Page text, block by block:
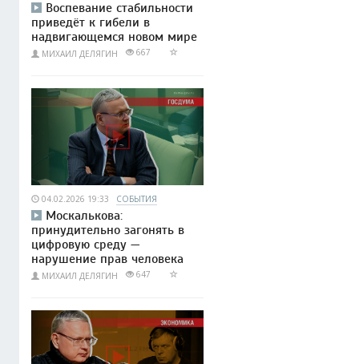
Воспевание стабильности
приведёт к гибели в
надвигающемся новом мире
МИХАИЛ ДЕЛЯГИН 667
04.02.2026 19:33 СОБЫТИЯ
Москалькова:
принудительно загонять в
цифровую среду —
нарушение прав человека
МИХАИЛ ДЕЛЯГИН 647